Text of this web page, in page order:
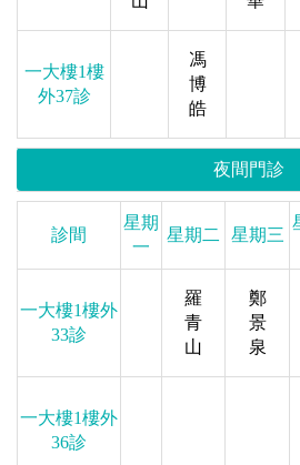
一大樓1樓
外37診
馮
博
皓
夜間門診
診間
星期
一
星期二 星期三
一大樓1樓外
33診
羅
青
山
鄭
景
泉
一大樓1樓外
36診